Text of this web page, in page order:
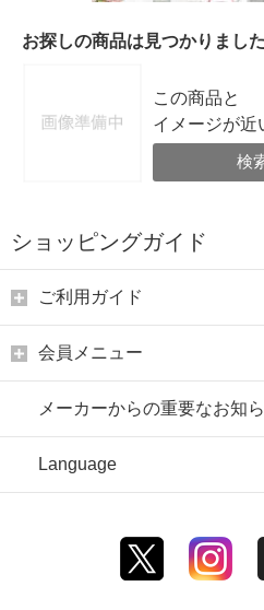
お探しの商品は見つかりまし
この商品と
イメージが近
検
ショッピングガイド
ご利用ガイド
会員メニュー
メーカーからの重要なお知
Language